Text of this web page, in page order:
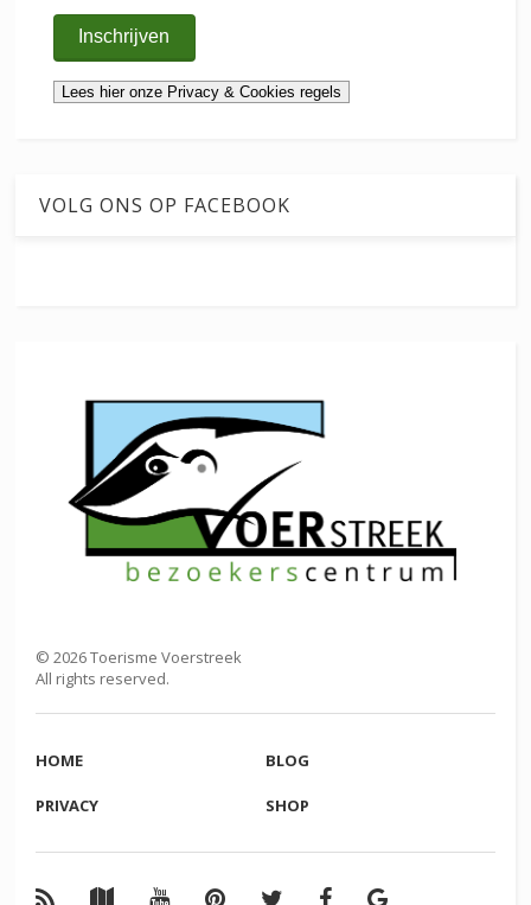
VOLG ONS OP FACEBOOK
©2026Toerisme Voerstreek
All rights reserved.
HOME BLOG
PRIVACY SHOP